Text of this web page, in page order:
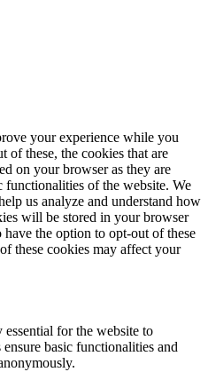
your experience while you
of these, the cookies that are
on your browser as they are
of the website. We
us analyze and understand how
will be stored in your browser
the option to opt-out of these
these cookies may affect your
essential for the website to
basic functionalities and